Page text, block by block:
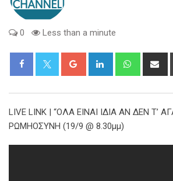
0 Less than a minute
Google+ LinkedIn Whatsapp
LIVE LINK | “ΟΛΑ ΕΙΝΑΙ ΙΔΙΑ ΑΝ ΔΕΝ Τ’
ΡΩΜΗΟΣΥΝΗ (19/9 @ 8.30μμ)